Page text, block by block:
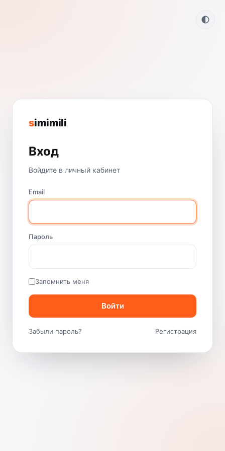
simimili
Вход
Войдите в личный кабинет
Email
Пароль
Запомнить меня
Войти
Забыли пароль? Регистрация